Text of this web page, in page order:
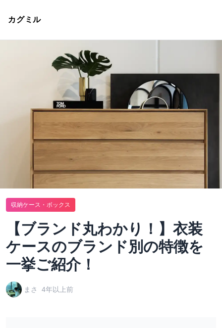
カグミル
収納ケース・ボックス
【ブランド丸わかり！】衣装
ケースのブランド別の特徴を
一挙ご紹介！
まさ 4年以上前